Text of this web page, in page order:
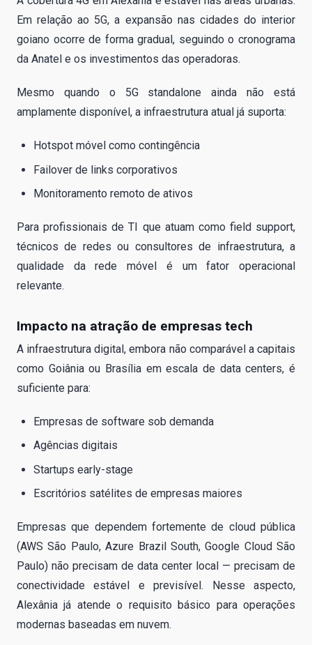
Em relação ao 5G, a expansão nas cidades do interior
goiano ocorre de forma gradual, seguindo o cronograma
da Anatel e os investimentos das operadoras.
Mesmo quando o 5G standalone ainda não está
amplamente disponível, a infraestrutura atual já suporta:
Hotspot móvel como contingência
Failover de links corporativos
Monitoramento remoto de ativos
Para profissionais de TI que atuam como field support,
técnicos de redes ou consultores de infraestrutura, a
qualidade da rede móvel é um fator operacional
relevante.
Impacto na atração de empresas tech
A infraestrutura digital, embora não comparável a capitais
como Goiânia ou Brasília em escala de data centers, é
suficiente para:
Empresas de software sob demanda
Agências digitais
Startups early-stage
Escritórios satélites de empresas maiores
Empresas que dependem fortemente de cloud pública
(AWS São Paulo, Azure Brazil South, Google Cloud São
Paulo) não precisam de data center local — precisam de
conectividade estável e previsível. Nesse aspecto,
Alexânia já atende o requisito básico para operações
modernas baseadas em nuvem.